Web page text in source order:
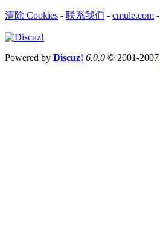
清除 Cookies - 联系我们 - cmule.com -
Powered by Discuz! 6.0.0 © 2001-2007